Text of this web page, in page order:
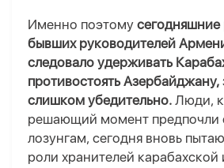
Именно поэтому
бывших руководителей
следовало удерживать
противостоять Азербайджану,
слишком убедительно. Люди,
решающий момент предпочли
лозунгам, сегодня вновь
роли хранителей карабахской